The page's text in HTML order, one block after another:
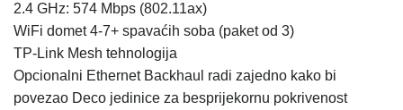
2.4 GHz: 574 Mbps (802.11ax)
WiFi domet 4-7+ spavaćih soba (paket od 3)
TP-Link Mesh tehnologija
Opcionalni Ethernet Backhaul radi zajedno kako bi
povezao Deco jedinice za besprijekornu pokrivenost